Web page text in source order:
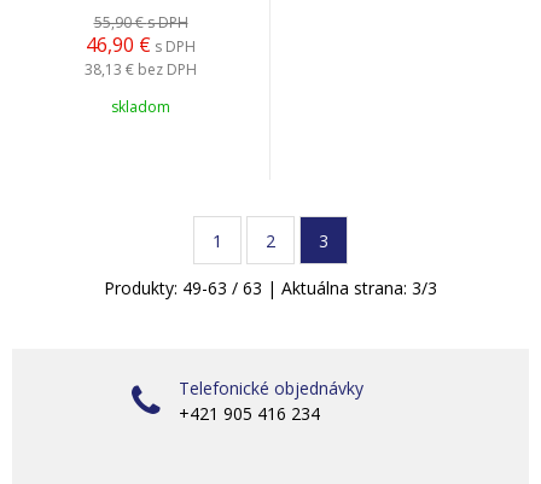
55,90 €s DPH
46,90 € s DPH
38,13 € bez DPH
skladom
1 2 3
Produkty: 49-63 / 63 | Aktuálna strana: 3/3
Telefonické objednávky
+421 905 416 234